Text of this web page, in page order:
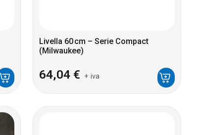
Livella 60 cm – Serie Compact
(Milwaukee)
64,04 € + iva